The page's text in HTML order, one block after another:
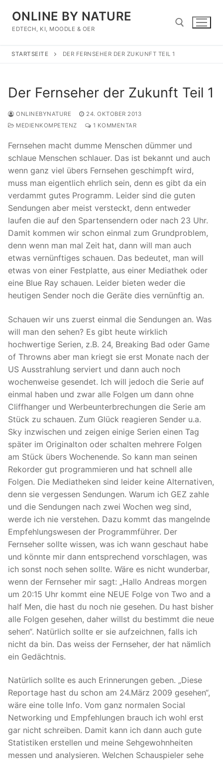
Inhalt
springen
ONLINE BY NATURE
EDTECH, KI, MOODLE & OER
STARTSEITE DER FERNSEHER DER ZUKUNFT TEIL 1
Der Fernseher der Zukunft Teil 1
ONLINEBYNATURE
24. OKTOBER 2013
MEDIENKOMPETENZ
1 KOMMENTAR
Fernsehen macht dumme Menschen dümmer und
schlaue Menschen schlauer. Das ist bekannt und auch
wenn ganz viel übers Fernsehen geschimpft wird,
muss man eigentlich ehrlich sein, denn es gibt da ein
verdammt gutes Programm. Leider sind die guten
Sendungen aber meist versteckt, denn entweder
laufen die auf den Spartensendern oder nach 23 Uhr.
Damit kommen wir schon einmal zum Grundproblem,
denn wenn man mal Zeit hat, dann will man auch
etwas vernünftiges schauen. Das bedeutet, man will
etwas von einer Festplatte, aus einer Mediathek oder
eine Blue Ray schauen. Leider bieten weder die
heutigen Sender noch die Geräte dies vernünftig an.
Schauen wir uns zuerst einmal die Sendungen an. Was
will man den sehen? Es gibt heute wirklich
hochwertige Serien, z.B. 24, Breaking Bad oder Game
of Throwns aber man kriegt sie erst Monate nach der
US Ausstrahlung serviert und dann auch noch
wochenweise gesendet. Ich will jedoch die Serie auf
einmal haben und zwar alle Folgen um dann ohne
Cliffhanger und Werbeunterbrechungen die Serie am
Stück zu schauen. Zum Glück reagieren Sender u.a.
Sky inzwischen und zeigen einige Serien einen Tag
später im Originalton oder schalten mehrere Folgen
am Stück übers Wochenende. So kann man seinen
Rekorder gut programmieren und hat schnell alle
Folgen. Die Mediatheken sind leider keine Alternativen,
denn sie vergessen Sendungen. Warum ich GEZ zahle
und die Sendungen nach zwei Wochen weg sind,
werde ich nie verstehen. Dazu kommt das mangelnde
Empfehlungswesen der Programmführer. Der
Fernseher sollte wissen, was ich wann geschaut habe
und könnte mir dann entsprechend vorschlagen, was
ich sonst noch sehen sollte. Wäre es nicht wunderbar,
wenn der Fernseher mir sagt: „Hallo Andreas morgen
um 20:15 Uhr kommt eine NEUE Folge von Two and a
half Men, die hast du noch nie gesehen. Du hast bisher
alle Folgen gesehen, daher willst du bestimmt die neue
sehen“. Natürlich sollte er sie aufzeichnen, falls ich
nicht da bin. Das weiss der Fernseher, der hat nämlich
ein Gedächtnis.
Natürlich sollte es auch Erinnerungen geben. „Diese
Reportage hast du schon am 24.März 2009 gesehen“,
wäre eine tolle Info. Vom ganz normalen Social
Networking und Empfehlungen brauch ich wohl erst
gar nicht schreiben. Damit kann ich dann auch gute
Statistiken erstellen und meine Sehgewohnheiten
messen und analysieren. Welchen Schauspieler sehe